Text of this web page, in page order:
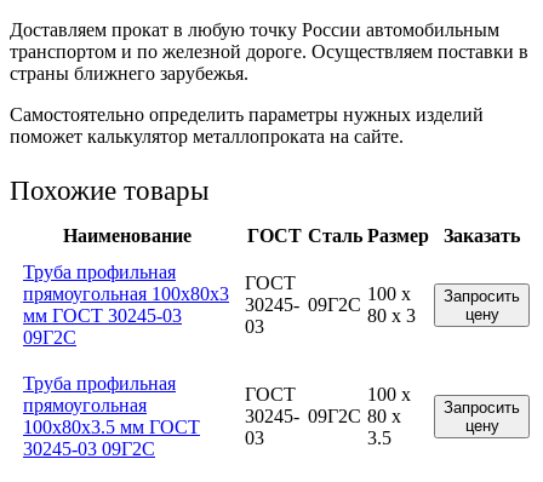
Доставляем прокат в любую точку России автомобильным
транспортом и по железной дороге. Осуществляем поставки в
страны ближнего зарубежья.
Самостоятельно определить параметры нужных изделий
поможет калькулятор металлопроката на сайте.
Похожие товары
Наименование ГОСТ Сталь Размер
Заказать
Труба профильная
прямоугольная 100x80x3
мм ГОСТ 30245-03
09Г2С
ГОСТ
30245-
03
09Г2С
100 x
80 x 3
Запросить
цену
Труба профильная
прямоугольная
100x80x3.5 мм ГОСТ
30245-03 09Г2С
ГОСТ
30245-
03
09Г2С
100 x
80 x
3.5
Запросить
цену